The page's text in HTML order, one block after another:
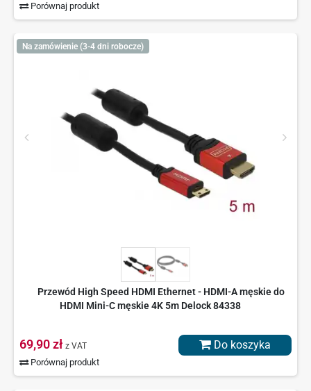
Porównaj produkt
Na zamówienie (3-4 dni robocze)
Przewód High Speed HDMI Ethernet - HDMI-A męskie do
HDMI Mini-C męskie 4K 5m Delock 84338
69,90 zł z VAT
Porównaj produkt
Do koszyka